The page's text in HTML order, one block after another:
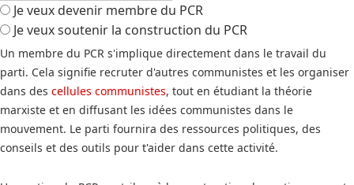
Je veux devenir membre du PCR
Je veux soutenir la construction du PCR
Un membre du PCR s'implique directement dans le travail du
parti. Cela signifie recruter d'autres communistes et les organiser
dans des cellules communistes, tout en étudiant la théorie
marxiste et en diffusant les idées communistes dans le
mouvement. Le parti fournira des ressources politiques, des
conseils et des outils pour t'aider dans cette activité.